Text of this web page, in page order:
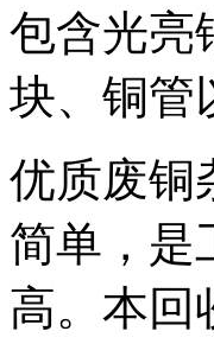
包含光亮
块、铜管
优质废铜
简单，是
高。本回